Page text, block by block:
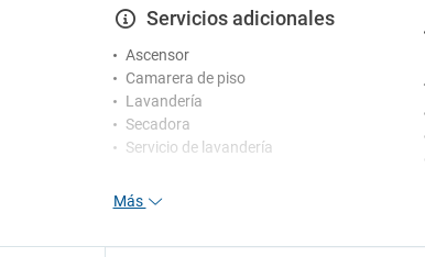
Servicios adicionales
Ascensor
Camarera de piso
Lavandería
Secadora
Servicio de lavandería
Más